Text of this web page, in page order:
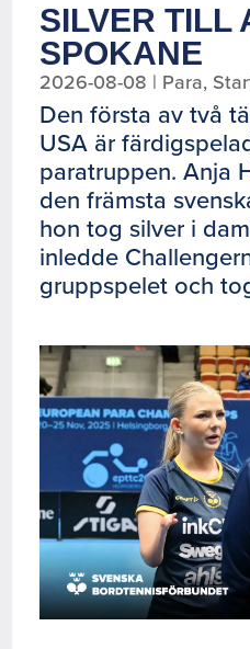
SILVER TILL
SPOKANE
2026-08-08 | Para,
Den första av två
USA är
paratruppen. Anja
den främsta
hon tog silver i
inledde
gruppspelet och